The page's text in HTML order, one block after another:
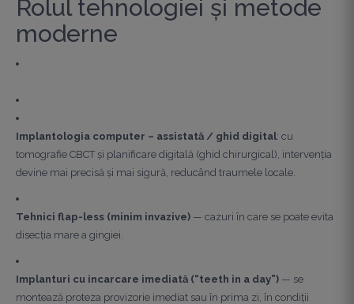
Rolul tehnologiei și metode
moderne
Implantologia computer – assistată / ghid digital: cu
tomografie CBCT și planificare digitală (ghid chirurgical), intervenția
devine mai precisă și mai sigură, reducând traumele locale.
Tehnici flap-less (minim invazive) — cazuri în care se poate evita
disecția mare a gingiei.
Implanturi cu incarcare imediată (“teeth in a day”) — se
montează proteza provizorie imediat sau în prima zi, în condiții